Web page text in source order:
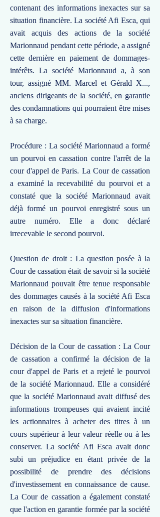
contenant des informations inexactes sur sa
situation financière. La société Afi Esca, qui
avait acquis des actions de la société
Marionnaud pendant cette période, a assigné
cette dernière en paiement de dommages-
intérêts. La société Marionnaud a, à son
tour, assigné MM. Marcel et Gérald X...,
anciens dirigeants de la société, en garantie
des condamnations qui pourraient être mises
à sa charge.
Procédure : La société Marionnaud a formé
un pourvoi en cassation contre l'arrêt de la
cour d'appel de Paris. La Cour de cassation
a examiné la recevabilité du pourvoi et a
constaté que la société Marionnaud avait
déjà formé un pourvoi enregistré sous un
autre numéro. Elle a donc déclaré
irrecevable le second pourvoi.
Question de droit : La question posée à la
Cour de cassation était de savoir si la société
Marionnaud pouvait être tenue responsable
des dommages causés à la société Afi Esca
en raison de la diffusion d'informations
inexactes sur sa situation financière.
Décision de la Cour de cassation : La Cour
de cassation a confirmé la décision de la
cour d'appel de Paris et a rejeté le pourvoi
de la société Marionnaud. Elle a considéré
que la société Marionnaud avait diffusé des
informations trompeuses qui avaient incité
les actionnaires à acheter des titres à un
cours supérieur à leur valeur réelle ou à les
conserver. La société Afi Esca avait donc
subi un préjudice en étant privée de la
possibilité de prendre des décisions
d'investissement en connaissance de cause.
La Cour de cassation a également constaté
que l'action en garantie formée par la société